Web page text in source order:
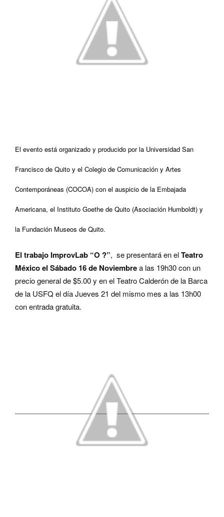
El evento está organizado y producido por la Universidad San
Francisco de Quito y el Colegio de Comunicación y Artes
Contemporáneas (COCOA) con el auspicio de la Embajada
Americana, el Instituto Goethe de Quito (Asociación Humboldt) y
la Fundación Museos de Quito.
El trabajo ImprovLab “O ?”, se presentará en elTeatro
México el Sábado 16 de Noviembrea las 19h30 con un
precio general de $5.00 y en el Teatro Calderón de la Barca
de la USFQ el día Jueves 21 del mismo mes a las 13h00
con entrada gratuita.